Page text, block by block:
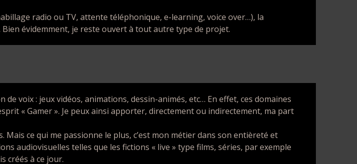
radio ou TV, attente téléphonique, e-learning, voice over…), la
évidemment, je reste ouvert à tout autre type de projet.
voix : jeux vidéos, animations, dessin-animés, etc… En effet, ces domaines
« Gamer ». Je peux ainsi apporter, directement ou indirectement, ma part
ce qui me passionne le plus, c’est mon métier dans son entièreté et
audiovisuelles telles que les fictions « live » type films, séries, par exemple
créés à ce jour.